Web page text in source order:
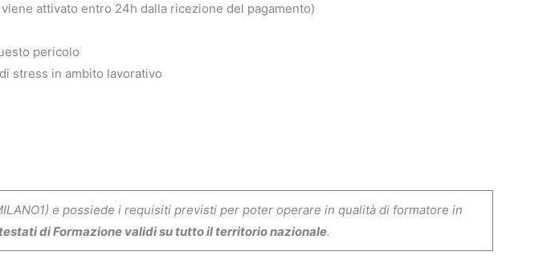
attivato entro 24h dalla ricezione del pagamento)
pericolo
stress in ambito lavorativo
e possiede i requisiti previsti per poter operare in qualità di formatore in
di Formazione validi su tutto il territorio nazionale.